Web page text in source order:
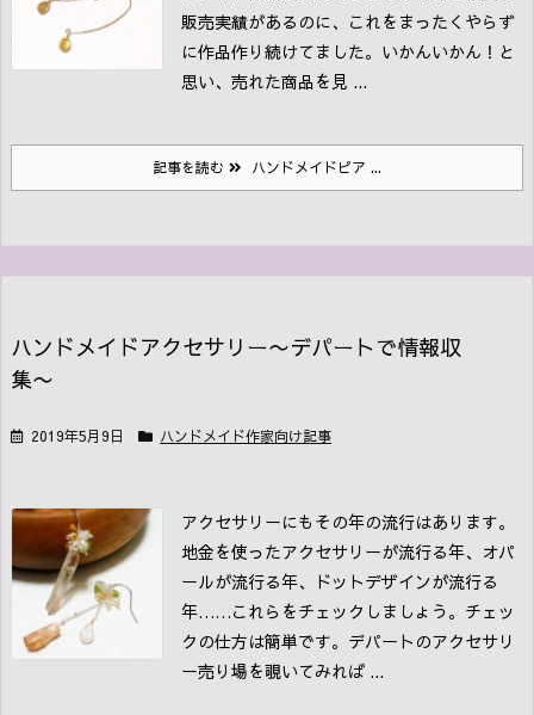
販売実績があるのに、これをまったくやらず
に作品作り続けてました。いかんいかん！と
思い、売れた商品を見 ...
記事を読む ハンドメイドピア ...
ハンドメイドアクセサリー〜デパートで情報収
集〜
2019年5月9日 ハンドメイド作家向け記事
アクセサリーにもその年の流行はあります。
地金を使ったアクセサリーが流行る年、オパ
ールが流行る年、ドットデザインが流行る
年……これらをチェックしましょう。 チェッ
クの仕方は簡単です。デパートのアクセサリ
ー売り場を覗いてみれば ...